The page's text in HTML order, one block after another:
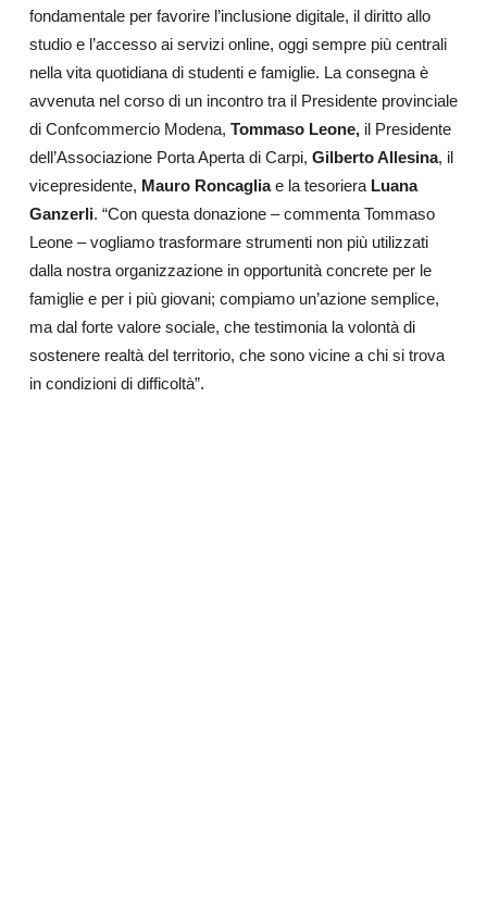
fondamentale per favorire l’inclusione digitale, il diritto allo
studio e l’accesso ai servizi online, oggi sempre più centrali
nella vita quotidiana di studenti e famiglie. La consegna è
avvenuta nel corso di un incontro tra il Presidente provinciale
di Confcommercio Modena, Tommaso Leone,il Presidente
dell’Associazione Porta Aperta di Carpi, Gilberto Allesina, il
vicepresidente, Mauro Roncagliae la tesoriera Luana
Ganzerli. “Con questa donazione – commenta Tommaso
Leone – vogliamo trasformare strumenti non più utilizzati
dalla nostra organizzazione in opportunità concrete per le
famiglie e per i più giovani; compiamo un’azione semplice,
ma dal forte valore sociale, che testimonia la volontà di
sostenere realtà del territorio, che sono vicine a chi si trova
in condizioni di difficoltà”.